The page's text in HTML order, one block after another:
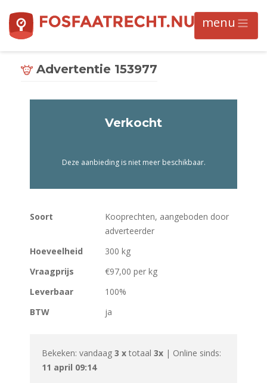
Advertentie 153977
Soort
Kooprechten, aangeboden door
adverteerder
Hoeveelheid
300 kg
Vraagprijs
€97,00 per kg
Leverbaar
100%
BTW
ja
Bekeken: vandaag 3 x totaal 3x | Online sinds:
11 april 09:14
Verkocht
Deze aanbieding is niet meer beschikbaar.